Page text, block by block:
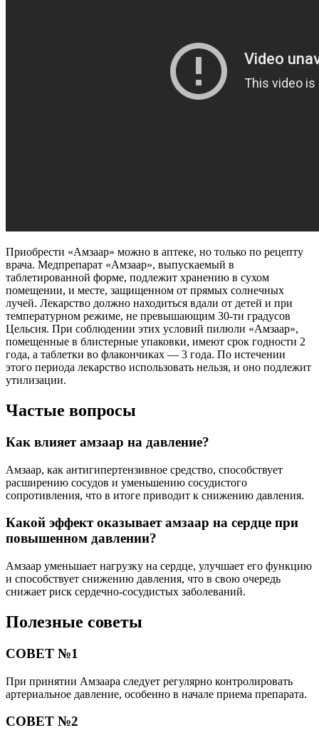
Приобрести «Амзаар» можно в аптеке, но только по рецепту
врача. Медпрепарат «Амзаар», выпускаемый в
таблетированной форме, подлежит хранению в сухом
помещении, и месте, защищенном от прямых солнечных
лучей. Лекарство должно находиться вдали от детей и при
температурном режиме, не превышающим 30-ти градусов
Цельсия. При соблюдении этих условий пилюли «Амзаар»,
помещенные в блистерные упаковки, имеют срок годности 2
года, а таблетки во флакончиках — 3 года. По истечении
этого периода лекарство использовать нельзя, и оно подлежит
утилизации.
Частые вопросы
Как влияет амзаар на давление?
Амзаар, как антигипертензивное средство, способствует
расширению сосудов и уменьшению сосудистого
сопротивления, что в итоге приводит к снижению давления.
Какой эффект оказывает амзаар на сердце при
повышенном давлении?
Амзаар уменьшает нагрузку на сердце, улучшает его функцию
и способствует снижению давления, что в свою очередь
снижает риск сердечно-сосудистых заболеваний.
Полезные советы
СОВЕТ №1
При принятии Амзаара следует регулярно контролировать
артериальное давление, особенно в начале приема препарата.
СОВЕТ №2